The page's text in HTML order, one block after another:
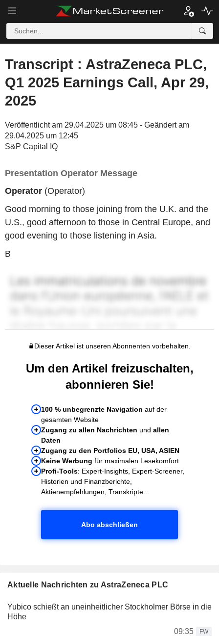
Transcript : AstraZeneca PLC,
Q1 2025 Earnings Call, Apr 29,
2025
Veröffentlicht am 29.04.2025 um 08:45 - Geändert am
29.04.2025 um 12:45
S&P Capital IQ
Presentation Operator Message
Operator (Operator)
Good morning to those joining from the U.K. and the
U.S., good afternoon to those in Central Europe, and
good evening to those listening in Asia.
B
Dieser Artikel ist unseren Abonnenten vorbehalten.
Um den Artikel freizuschalten,
abonnieren Sie!
100 % unbegrenzte Navigation auf der
gesamten Website
Zugang zu allen Nachrichten und allen
Daten
Zugang zu den Portfolios EU, USA, ASIEN
Keine Werbung für maximalen Lesekomfort
Profi-Tools: Expert-Insights, Expert-Screener,
Historien und Finanzberichte,
Aktienempfehlungen, Transkripte...
Abo abschließen
Aktuelle Nachrichten zu AstraZeneca PLC
Yubico schießt an uneinheitlicher Stockholmer Börse in die
Höhe
09:35
FW